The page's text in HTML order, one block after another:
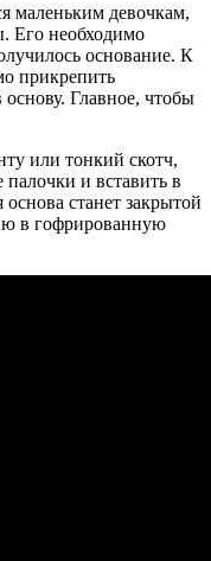
маленьким девочкам,
Его необходимо
основание. К
прикрепить
Главное, чтобы
или тонкий скотч,
и вставить в
станет закрытой
в гофрированную